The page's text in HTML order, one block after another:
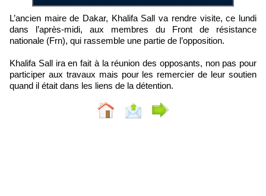
L’ancien maire de Dakar, Khalifa Sall va rendre visite, ce lundi
dans l’après-midi, aux membres du Front de résistance
nationale (Frn), qui rassemble une partie de l’opposition.
Khalifa Sall ira en fait à la réunion des opposants, non pas pour
participer aux travaux mais pour les remercier de leur soutien
quand il était dans les liens de la détention.